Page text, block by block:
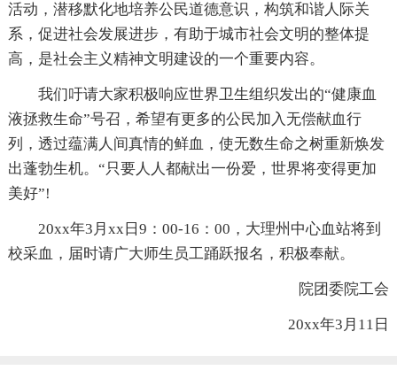
活动，潜移默化地培养公民道德意识，构筑和谐人际关
系，促进社会发展进步，有助于城市社会文明的整体提
高，是社会主义精神文明建设的一个重要内容。
我们吁请大家积极响应世界卫生组织发出的“健康血
液拯救生命”号召，希望有更多的公民加入无偿献血行
列，透过蕴满人间真情的鲜血，使无数生命之树重新焕发
出蓬勃生机。“只要人人都献出一份爱，世界将变得更加
美好”!
20xx年3月xx日9：00-16：00，大理州中心血站将到
校采血，届时请广大师生员工踊跃报名，积极奉献。
院团委院工会
20xx年3月11日